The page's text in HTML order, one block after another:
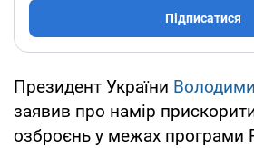
Підписатися
Президент України
заявив про намір
озброєнь у межах програми